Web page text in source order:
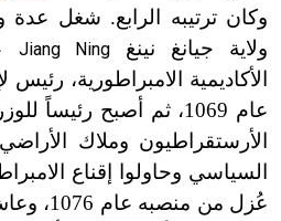
وكان ترتيبه الرابع. شغل
ولاية جيانغ نينغJiang Ning
الأكاديمية الامبراطورية،
الأرستقراطيون وملاك
السياسي وحاولوا إقناع
عُزل من